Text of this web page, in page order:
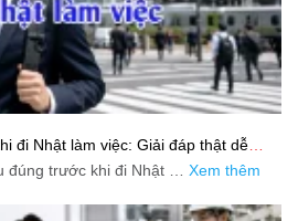
đi Nhật làm việc: Giải đáp thật dễ
đúng trước khi đi Nhật … Xem thêm